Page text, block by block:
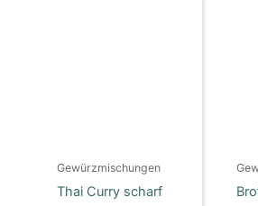
Gewürzmischungen
Thai Curry scharf
können
auf